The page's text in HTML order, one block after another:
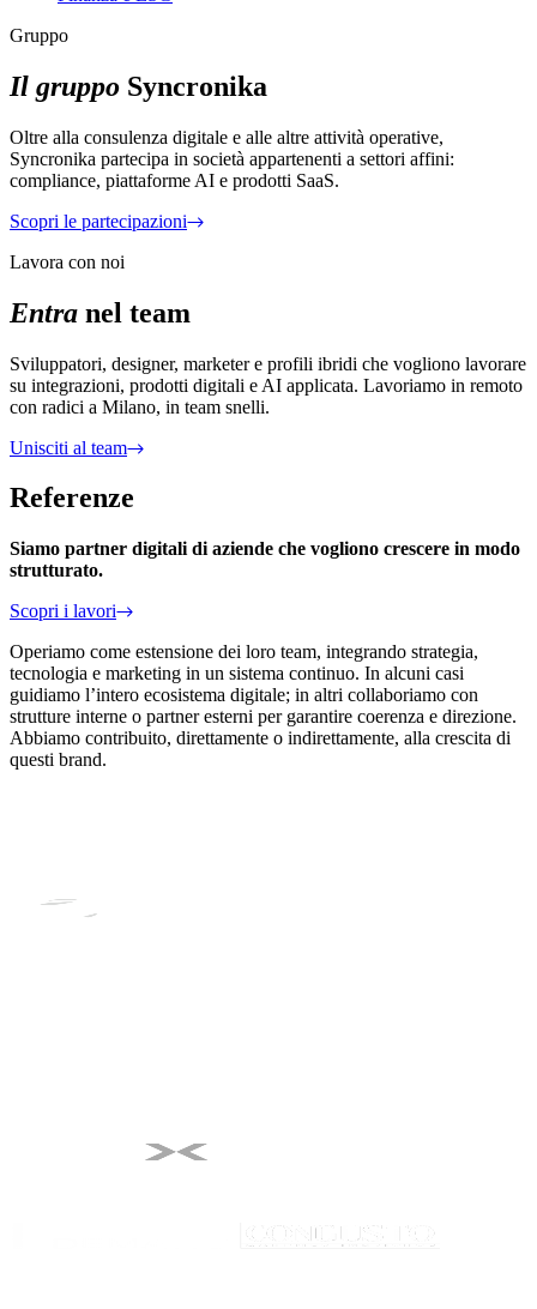
Gruppo
Il gruppo Syncronika
Oltre alla consulenza digitale e alle altre attività operative,
Syncronika partecipa in società appartenenti a settori affini:
compliance, piattaforme AI e prodotti SaaS.
Scopri le partecipazioni
Lavora con noi
Entra nel team
Sviluppatori, designer, marketer e profili ibridi che vogliono lavorare
su integrazioni, prodotti digitali e AI applicata. Lavoriamo in remoto
con radici a Milano, in team snelli.
Unisciti al team
Referenze
Siamo partner digitali di aziende che vogliono crescere in modo
strutturato.
Scopri i lavori
Operiamo come estensione dei loro team, integrando strategia,
tecnologia e marketing in un sistema continuo. In alcuni casi
guidiamo l’intero ecosistema digitale; in altri collaboriamo con
strutture interne o partner esterni per garantire coerenza e direzione.
Abbiamo contribuito, direttamente o indirettamente, alla crescita di
questi brand.